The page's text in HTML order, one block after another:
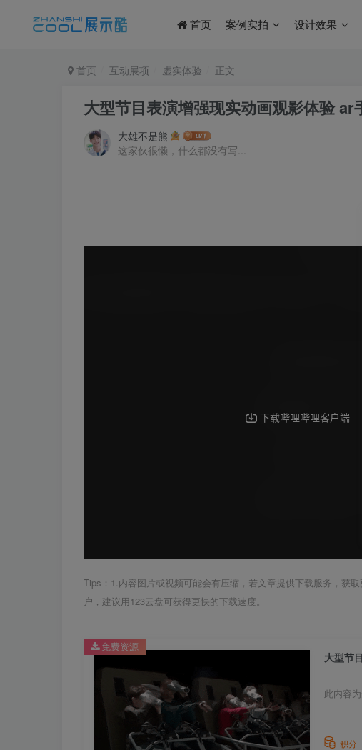
首页 案例实拍 设计效果
首页 互动展项 虚实体验 正文
大型节目表演增强现实动画观影体验 ar
大雄不是熊
这家伙很懒，什么都没有写...
Tips：1.内容图片或视频可能会有压缩，若文章提供下载服务，获
户，建议用123云盘可获得更快的下载速度。
大型节
此内容
积分
免费资源